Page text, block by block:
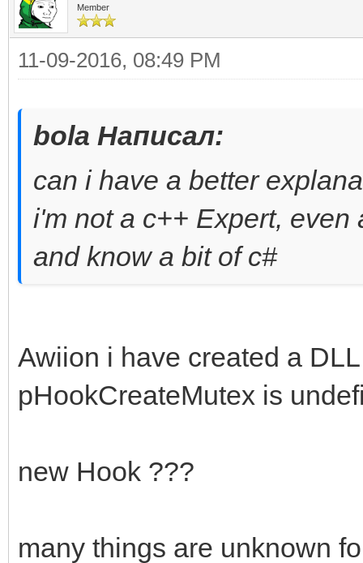
Member
11-09-2016, 08:49 PM
bola Написал:
can i have a better
i'm not a c++ Expert,
and know a bit of c#
Awiion i have created a
pHookCreateMutex is
new Hook ???
many things are unknown